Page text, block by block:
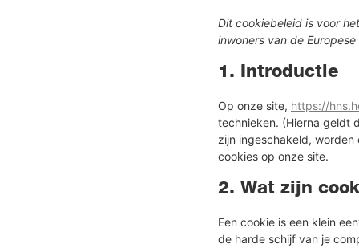
Dit cookiebeleid is voor
inwoners van de
1. Introductie
Op onze site, https://
technieken. (Hierna geldt
zijn ingeschakeld,
cookies op onze site.
2. Wat zijn
Een cookie is een klein
de harde schijf van je